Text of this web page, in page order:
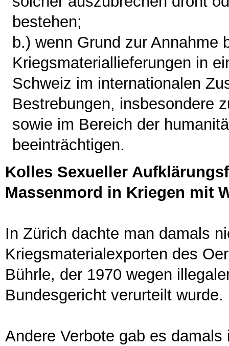
bestehen;
b.) wenn Grund zur Annahme
Kriegsmateriallieferungen in
Schweiz im internationalen
Bestrebungen, insbesondere
sowie im Bereich der
beeinträchtigen.
Kolles Sexueller
Massenmord in Kriegen mit
In Zürich dachte man damals
Kriegsmaterialexporten des
Bührle, der 1970 wegen
Bundesgericht verurteilt wurde.
Andere Verbote gab es